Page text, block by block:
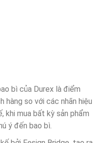
bì của Durex là điểm
hàng so với các nhãn hiệu
khi mua bất kỳ sản phẩm
ý đến bao bì.